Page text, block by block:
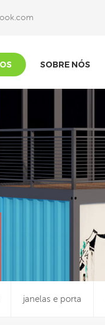
SOBRE NÓS
janelas e porta